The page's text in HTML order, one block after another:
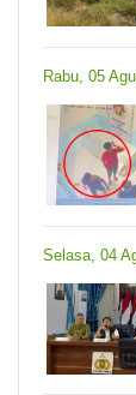
Rabu, 05
Selasa, 04